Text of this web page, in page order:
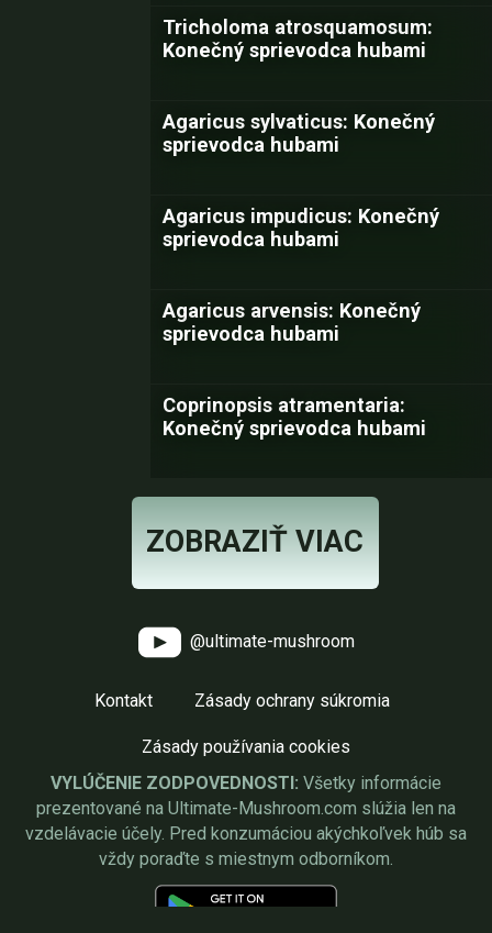
Tricholoma atrosquamosum:
Konečný sprievodca hubami
Agaricus sylvaticus: Konečný
sprievodca hubami
Agaricus impudicus: Konečný
sprievodca hubami
Agaricus arvensis: Konečný
sprievodca hubami
Coprinopsis atramentaria:
Konečný sprievodca hubami
ZOBRAZIŤ VIAC
@ultimate-mushroom
Kontakt Zásady ochrany súkromia
Zásady používania cookies
VYLÚČENIE ZODPOVEDNOSTI: Všetky informácie
prezentované na Ultimate-Mushroom.com slúžia len na
vzdelávacie účely. Pred konzumáciou akýchkoľvek húb sa
vždy poraďte s miestnym odborníkom.